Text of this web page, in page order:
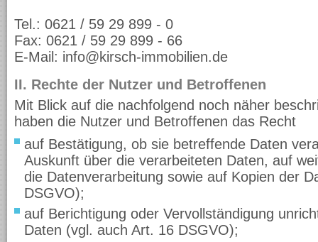
Tel.: 0621 / 59 29 899 - 0
Fax: 0621 / 59 29 899 - 66
E-Mail: info@kirsch-immobilien.de
II. Rechte der Nutzer und Betroffenen
Mit Blick auf die nachfolgend noch näher
haben die Nutzer und Betroffenen das Recht
auf Bestätigung, ob sie betreffende Daten
Auskunft über die verarbeiteten Daten, auf
die Datenverarbeitung sowie auf Kopien der
DSGVO);
auf Berichtigung oder Vervollständigung
Daten (vgl. auch Art. 16 DSGVO);